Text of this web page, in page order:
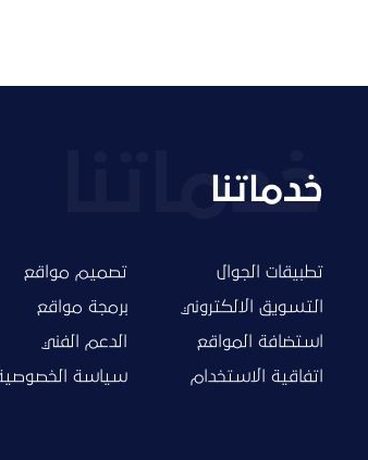
خدماتنا
تطبيقات الجوال تصميم مواقع
التسويق الالكتروني برمجة مواقع
استضافة المواقع الدعم الفني
اتفاقية الاستخدام سياسة